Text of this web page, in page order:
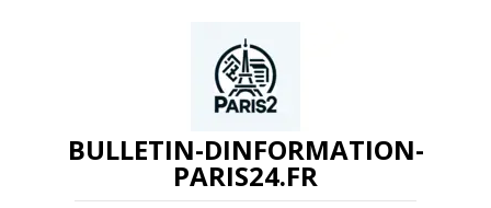
BULLETIN-DINFORMATION-
PARIS24.FR